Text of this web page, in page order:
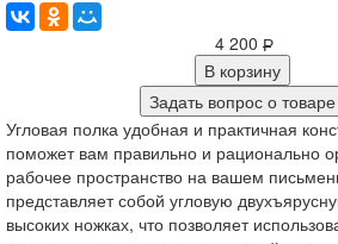
4 200 Р
В корзину
Задать вопрос о товаре
Угловая полка удобная и практичная
поможет вам правильно и рационально
рабочее пространство на вашем
представляет собой угловую
высоких ножках, что позволяет